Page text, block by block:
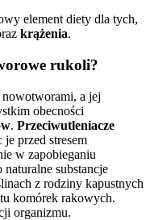
element diety dla tych,
krążenia.
rukoli?
a jej
obecności
. Przeciwutleniacze
je przed stresem
w zapobieganiu
naturalne substancje
z rodziny kapustnych
komórek rakowych.
organizmu.